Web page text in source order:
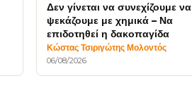
Δεν γίνεται να συνεχίζουμε να
ψεκάζουμε με χημικά – Να
επιδοτηθεί η δακοπαγίδα
Κώστας Τσιριγώτης Μολοντός
06/08/2026